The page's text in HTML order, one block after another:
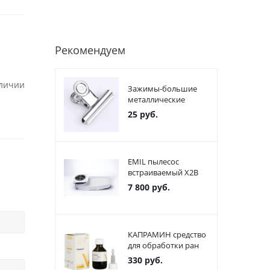
Рекомендуем
Зажимы-большие
металлические
25 руб.
EMIL пылесос
встраиваемый X2В
7 800 руб.
КАПРАМИН средство
для обработки ран
330 руб.